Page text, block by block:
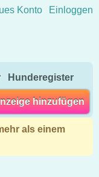
Konto Einloggen
Hunderegister
hinzufügen
als einem